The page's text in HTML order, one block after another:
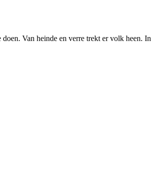
Van heinde en verre trekt er volk heen. In